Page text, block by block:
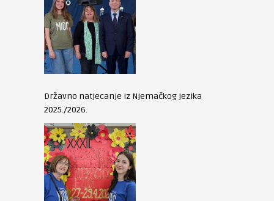
Državno natjecanje iz Njemačkog jezika
2025./2026.